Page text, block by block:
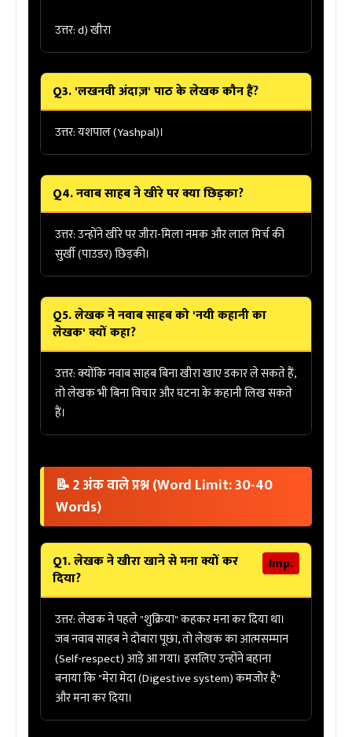
उत्तर: d) खीरा
Q3. 'लखनवी अंदाज़' पाठ के लेखक कौन हैं?
उत्तर:यशपाल (Yashpal)।
Q4. नवाब साहब ने खीरे पर क्या छिड़का?
उत्तर:उन्होंने खीरे परजीरा-मिला नमक और लाल मिर्चकी
सुर्खी (पाउडर) छिड़की।
Q5. लेखक ने नवाब साहब को 'नयी कहानी का
लेखक' क्यों कहा?
उत्तर:क्योंकि नवाब साहब बिना खीरा खाए डकार ले सकते हैं,
तो लेखक भी बिना विचार और घटना के कहानी लिख सकते
हैं।
📝 2 अंक वाले प्रश्न (Word Limit: 30-40
Words)
Q1. लेखक ने खीरा खाने से मना क्यों कर
दिया?
Imp.
उत्तर:लेखक ने पहले "शुक्रिया" कहकर मना कर दिया था।
जब नवाब साहब ने दोबारा पूछा, तो लेखक काआत्मसम्मान
(Self-respect) आड़े आ गया। इसलिए उन्होंने बहाना
बनाया कि "मेरा मेदा (Digestive system) कमजोर है"
और मना कर दिया।